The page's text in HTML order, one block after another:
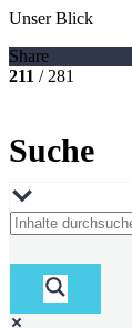
Unser Blick
Share
211 / 281
Suche